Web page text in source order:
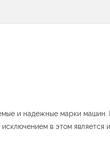
и надежные марки машин.
в этом является